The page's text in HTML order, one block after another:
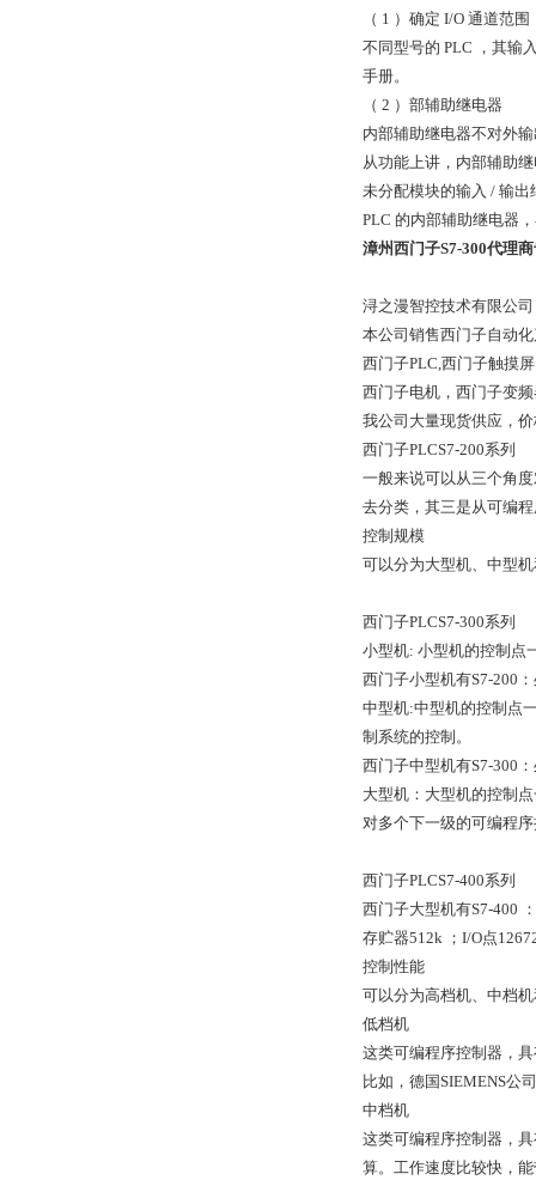
（ 1 ）确定 I/O 通道范围
不同型号的 PLC ，其输
手册。
（ 2 ）部辅助继电器
内部辅助继电器不对外
从功能上讲，内部辅助
未分配模块的输入 / 输
PLC 的内部辅助继电器
漳州西门子S7-300代理
浔之漫智控技术有限公
本公司销售西门子自动
西门子PLC,西门子触摸
西门子电机，西门子变
我公司大量现货供应，
西门子PLCS7-200系列
一般来说可以从三个角
去分类，其三是从可编
控制规模
可以分为大型机、中型
西门子PLCS7-300系列
小型机: 小型机的控制点
西门子小型机有S7-200
中型机:中型机的控制点
制系统的控制。
西门子中型机有S7-300
大型机：大型机的控制
对多个下一级的可编程
西门子PLCS7-400系列
西门子大型机有S7-400
存贮器512k ；I/O点
控制性能
可以分为高档机、中档
低档机
这类可编程序控制器，
比如，德国SIEMENS公
中档机
这类可编程序控制器，
算。工作速度比较快，